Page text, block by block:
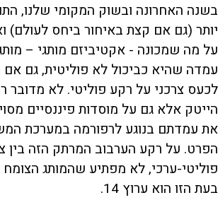
בשנה האחרונה ובשוק המקומי שלנו,
יותר (גם אם קצת באיחור ביחס לעולם)
על מה שמכונה - אקטיביזם מותגי –
עמדה שהיא כביכול לא פוליטית, גם אם
לכעס צרכני על רקע פוליטי. לא מדובר
הייטק אלא גם על מוסדות פיננסיים
את עמדתם בנוגע לרפורמה במערכת
הפרט. על רקע הערבוב המרתק הזה בין
פוליטי-ערכי, לא מפתיע שהמותג
בעת הזו הוא ערוץ 14.